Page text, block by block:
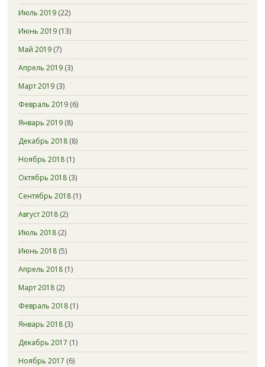
Июль 2019(22)
Июнь 2019(13)
Май 2019(7)
Апрель 2019(3)
Март 2019(3)
Февраль 2019(6)
Январь 2019(8)
Декабрь 2018(8)
Ноябрь 2018(1)
Октябрь 2018(3)
Сентябрь 2018(1)
Август 2018(2)
Июль 2018(2)
Июнь 2018(5)
Апрель 2018(1)
Март 2018(2)
Февраль 2018(1)
Январь 2018(3)
Декабрь 2017 (1)
Ноябрь 2017 (6)